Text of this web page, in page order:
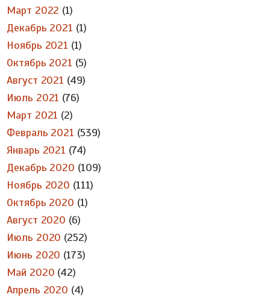
Март 2022 (1)
Декабрь 2021 (1)
Ноябрь 2021 (1)
Октябрь 2021 (5)
Август 2021 (49)
Июль 2021 (76)
Март 2021 (2)
Февраль 2021 (539)
Январь 2021 (74)
Декабрь 2020 (109)
Ноябрь 2020 (111)
Октябрь 2020 (1)
Август 2020 (6)
Июль 2020 (252)
Июнь 2020 (173)
Май 2020 (42)
Апрель 2020 (4)